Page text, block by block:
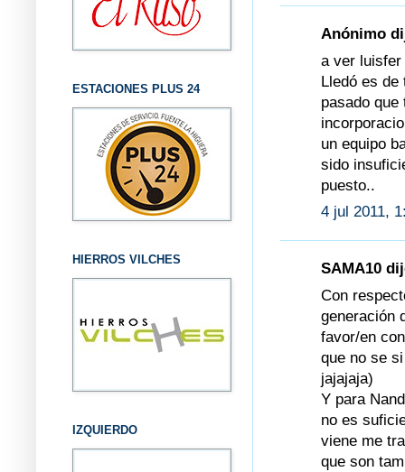
Anónimo
a ver luisfer
Lledó es de
pasado
un equipo
sido
puesto..
4 jul 2011,
SAMA10
Con
generación
favor/en
que no se
jajajaja)
Y para
no es
viene me
que son
ESTACIONES PLUS 24
HIERROS VILCHES
IZQUIERDO